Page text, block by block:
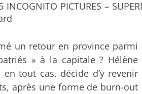
PICTURES –
un retour en province parmi
» à la capitale ? Hélène
en tout cas, décide d’y revenir
après une forme de burn-out